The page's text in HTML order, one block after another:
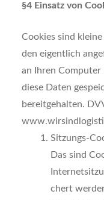
§4 Ein­satz von
Coo­kies sind
den eigent­lich
an Ihren
die­se Daten
bereit­ge­hal­ten.
Sit­zungs-
Das sind
chert